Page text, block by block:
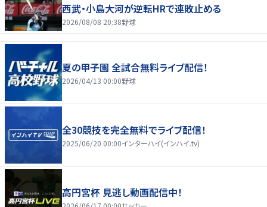
西武・小島大河が逆転HRで連敗止める
2026/08/08 20:38野球
夏の甲子園 全試合無料ライブ配信！
2026/04/13 00:00野球
全30競技を完全無料でライブ配信！
2025/06/20 00:00インターハイ(インハイ.tv)
高円宮杯 見逃し動画配信中！